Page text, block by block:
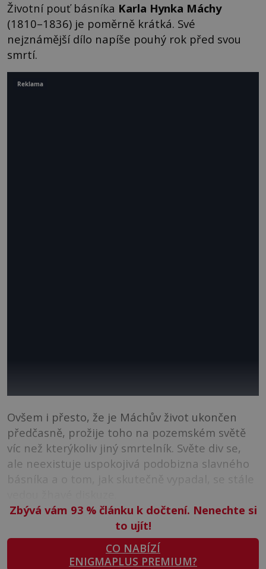
Životní pouť básníka Karla Hynka Máchy
(1810–1836) je poměrně krátká. Své
nejznámější dílo napíše pouhý rok před svou
smrtí.
Ovšem i přesto, že je Máchův život ukončen
předčasně, prožije toho na pozemském světě
víc než kterýkoliv jiný smrtelník. Světe div se,
ale neexistuje uspokojivá podobizna slavného
básníka a o tom, jak skutečně vypadal, se stále
Zbývá vám 93 %článku k dočtení. Nenechte si
to ujít!
CO NABÍZÍ
ENIGMAPLUS PREMIUM?
Reklama